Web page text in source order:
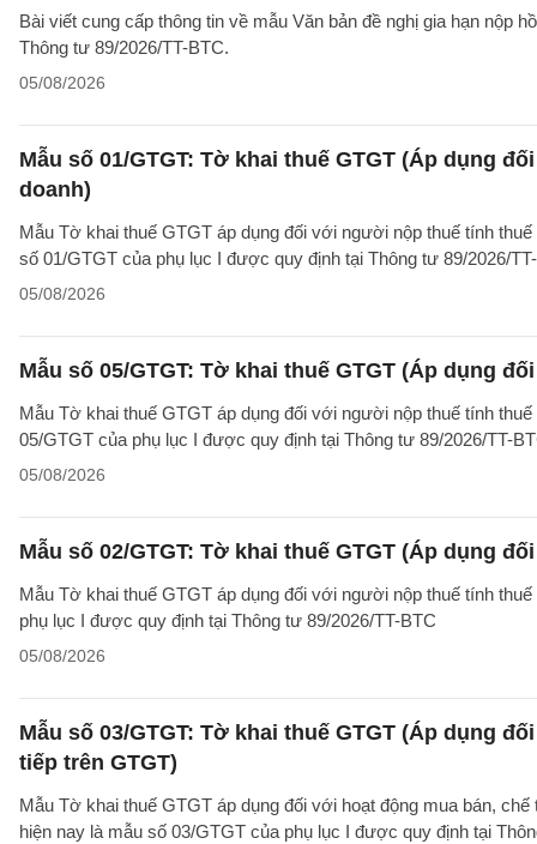
Bài viết cung cấp thông tin về mẫu Văn bản đề nghị gia hạn nộp
Thông tư 89/2026/TT-BTC.
05/08/2026
Mẫu số 01/GTGT: Tờ khai thuế GTGT (Áp dụng
doanh)
Mẫu Tờ khai thuế GTGT áp dụng đối với người nộp thuế tính
số 01/GTGT của phụ lục I được quy định tại Thông tư 89/2026/
05/08/2026
Mẫu số 05/GTGT: Tờ khai thuế GTGT (Áp dụng
Mẫu Tờ khai thuế GTGT áp dụng đối với người nộp thuế tính
05/GTGT của phụ lục I được quy định tại Thông tư 89/2026/TT-
05/08/2026
Mẫu số 02/GTGT: Tờ khai thuế GTGT (Áp dụng
Mẫu Tờ khai thuế GTGT áp dụng đối với người nộp thuế tính
phụ lục I được quy định tại Thông tư 89/2026/TT-BTC
05/08/2026
Mẫu số 03/GTGT: Tờ khai thuế GTGT (Áp dụng
tiếp trên GTGT)
Mẫu Tờ khai thuế GTGT áp dụng đối với hoạt động mua bán,
hiện nay là mẫu số 03/GTGT của phụ lục I được quy định tại